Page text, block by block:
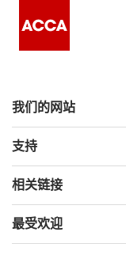
我们的网站
支持
相关链接
最受欢迎